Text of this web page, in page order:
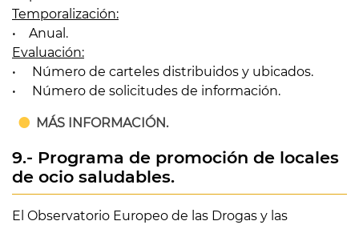
Temporalización:
• Anual.
Evaluación:
• Número de carteles distribuidos y ubicados.
• Número de solicitudes de información.
MÁS INFORMACIÓN.
9.- Programa de promoción de locales
de ocio saludables.
El Observatorio Europeo de las Drogas y las